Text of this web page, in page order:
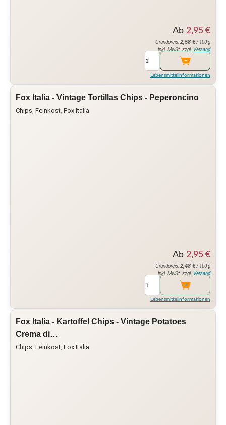
Ab 2,95 €
Grundpreis:2,58 €/ 100 g
inkl. MwSt. zzgl. Versand
Lebensmittelinformationen
Fox Italia - Vintage Tortillas Chips - Peperoncino
Chips, Feinkost, Fox Italia
Ab 2,95 €
Grundpreis:2,48 €/ 100 g
inkl. MwSt. zzgl. Versand
Lebensmittelinformationen
Fox Italia - Kartoffel Chips - Vintage Potatoes
Crema di…
Chips, Feinkost, Fox Italia